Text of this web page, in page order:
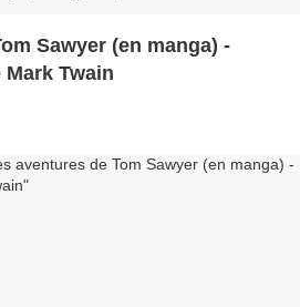
Sawyer (en manga) -
Twain